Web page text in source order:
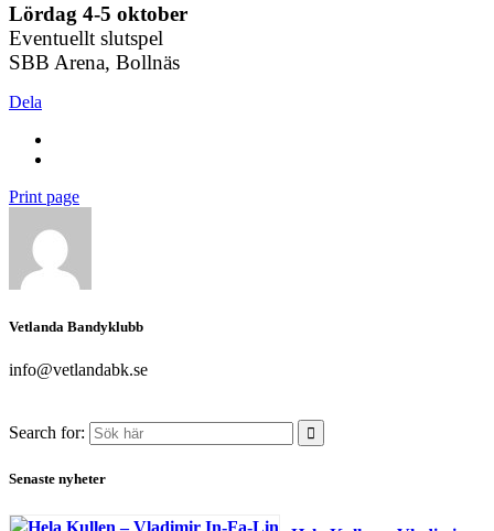
Lördag 4-5 oktober
Eventuellt slutspel
SBB Arena, Bollnäs
Dela
Print page
Vetlanda Bandyklubb
info@vetlandabk.se
Search for:
Senaste nyheter